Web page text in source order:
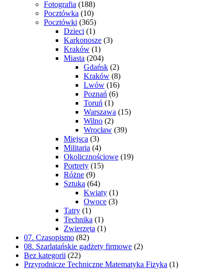
Fotografia (188)
Pocztówka (10)
Pocztówki (365)
Dzieci (1)
Karkonosze (3)
Kraków (1)
Miasta (204)
Gdańsk (2)
Kraków (8)
Lwów (16)
Poznań (6)
Toruń (1)
Warszawa (15)
Wilno (2)
Wrocław (39)
Miejsca (3)
Militaria (4)
Okolicznościowe (19)
Portrety (15)
Różne (9)
Sztuka (64)
Kwiaty (1)
Owoce (3)
Tatry (1)
Technika (1)
Zwierzęta (1)
07. Czasopismo (82)
08. Szarlatańskie gadżety firmowe (2)
Bez kategorii (22)
Przyrodnicze Techniczne Matematyka Fizyka (1)